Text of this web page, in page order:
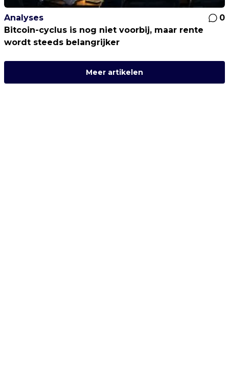
Analyses
0
Bitcoin-cyclus is nog niet voorbij, maar rente
wordt steeds belangrijker
Meer artikelen